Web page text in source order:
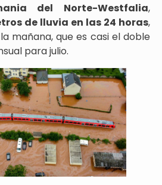
del Norte-Westfalia,
de lluvia en las 24 horas,
mañana, que es casi el doble
para julio.